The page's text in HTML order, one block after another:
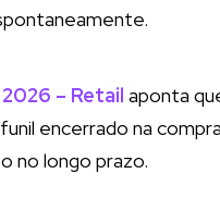
– Retail aponta
encerrado na
no longo prazo.